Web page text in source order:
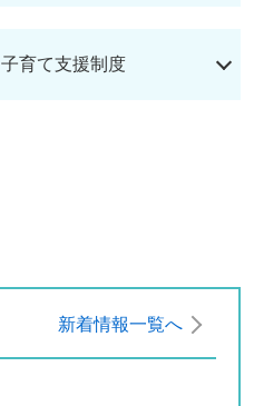
子育て支援制度
新着情報一覧へ